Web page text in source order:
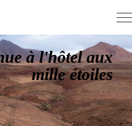
à l'hôtel aux
mille étoiles